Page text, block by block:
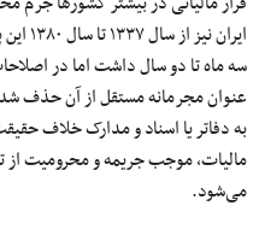
ایران نیز از سال۱۳۳۷تا سال۱۳۸۰
سهماه تادوسال داشت اما در
عنوان مجرمانه مستقل از آن حذف
به دفاتر یا اسناد و مدارک خلاف
مالیات، موجب جریمه و محرومیت از
می‌شود.